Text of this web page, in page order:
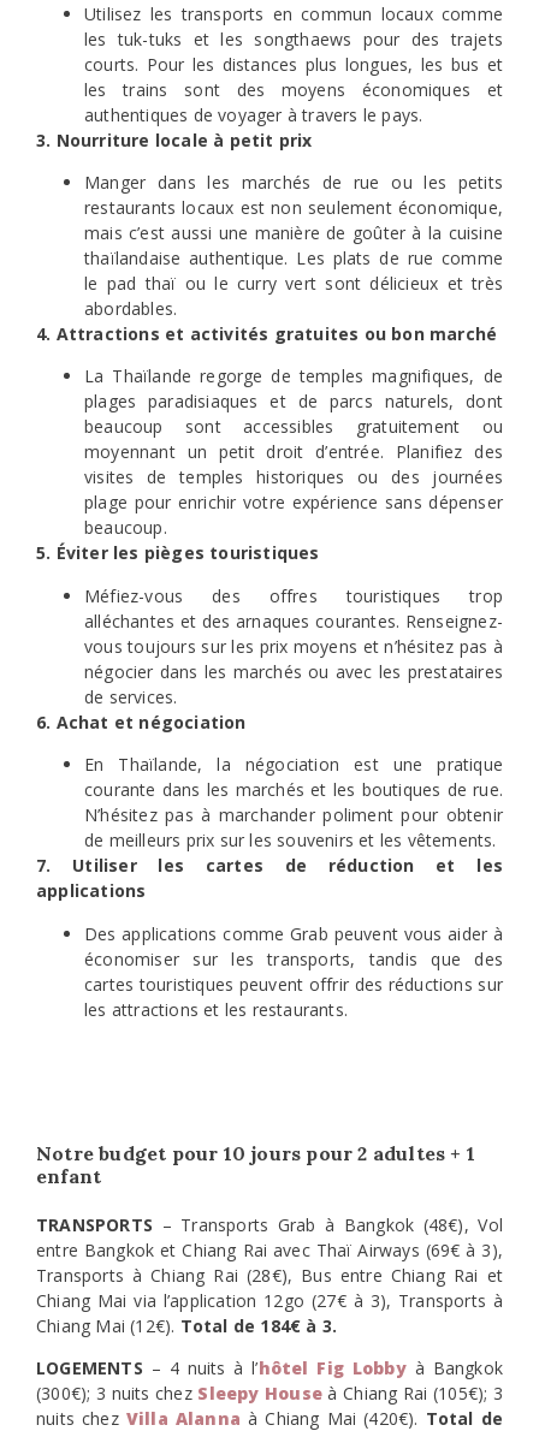
Utilisez les transports en commun locaux comme
les tuk-tuks et les songthaews pour des trajets
courts. Pour les distances plus longues, les bus et
les trains sont des moyens économiques et
authentiques de voyager à travers le pays.
3. Nourriture locale à petit prix
Manger dans les marchés de rue ou les petits
restaurants locaux est non seulement économique,
mais c’est aussi une manière de goûter à la cuisine
thaïlandaise authentique. Les plats de rue comme
le pad thaï ou le curry vert sont délicieux et très
abordables.
4. Attractions et activités gratuites ou bon marché
La Thaïlande regorge de temples magnifiques, de
plages paradisiaques et de parcs naturels, dont
beaucoup sont accessibles gratuitement ou
moyennant un petit droit d’entrée. Planifiez des
visites de temples historiques ou des journées
plage pour enrichir votre expérience sans dépenser
beaucoup.
5. Éviter les pièges touristiques
Méfiez-vous des offres touristiques trop
alléchantes et des arnaques courantes. Renseignez-
vous toujours sur les prix moyens et n’hésitez pas à
négocier dans les marchés ou avec les prestataires
de services.
6. Achat et négociation
En Thaïlande, la négociation est une pratique
courante dans les marchés et les boutiques de rue.
N’hésitez pas à marchander poliment pour obtenir
de meilleurs prix sur les souvenirs et les vêtements.
7. Utiliser les cartes de réduction et les
applications
Des applications comme Grab peuvent vous aider à
économiser sur les transports, tandis que des
cartes touristiques peuvent offrir des réductions sur
les attractions et les restaurants.
Notre budget pour 10 jours pour 2 adultes + 1
enfant
TRANSPORTS – Transports Grab à Bangkok (48€), Vol
entre Bangkok et Chiang Rai avec Thaï Airways (69€ à 3),
Transports à Chiang Rai (28€), Bus entre Chiang Rai et
Chiang Mai via l’application 12go (27€ à 3), Transports à
Chiang Mai (12€). Total de 184€ à 3.
LOGEMENTS – 4 nuits à l’hôtel Fig Lobbyà Bangkok
(300€); 3 nuits chez Sleepy House à Chiang Rai (105€); 3
nuits chez Villa Alanna à Chiang Mai (420€). Total de